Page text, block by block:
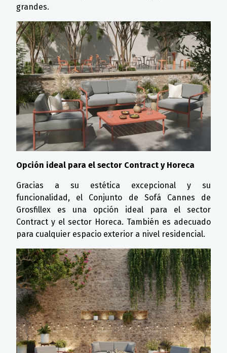
grandes.
Opción ideal para el sector Contract y Horeca
Gracias a su estética excepcional y su
funcionalidad, el Conjunto de Sofá Cannes de
Grosfillex es una opción ideal para el sector
Contract y el sector Horeca. También es adecuado
para cualquier espacio exterior a nivel residencial.